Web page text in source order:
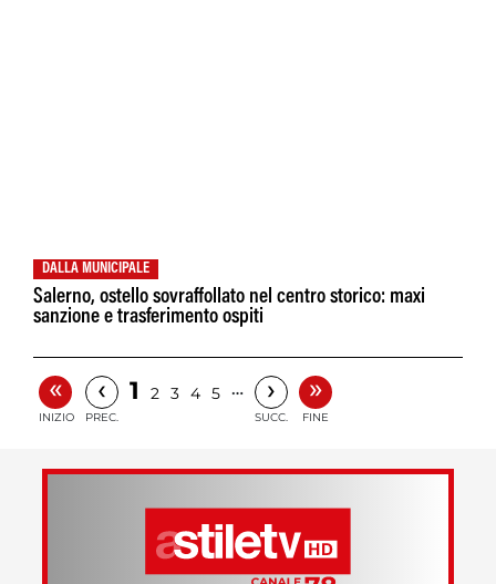
DALLA MUNICIPALE
Salerno, ostello sovraffollato nel centro storico: maxi
sanzione e trasferimento ospiti
«
INIZIO
‹
PREC.
1 2 3 4 5 … ›
SUCC.
»
FINE